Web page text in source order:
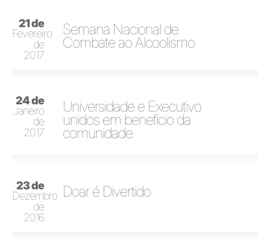
21 de
Fevereiro
de
2017
Semana Nacional de
Combate ao Alcoolismo
24 de
Janeiro
de
2017
Universidade e Executivo
unidos em benefício da
comunidade
23 de
Dezembro
de
2016
Doar é Divertido